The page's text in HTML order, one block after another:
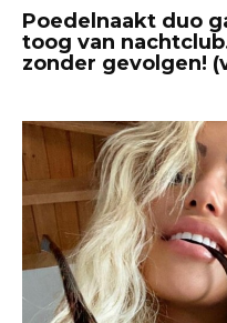
Poedelnaakt duo
toog van
zonder gevolgen!